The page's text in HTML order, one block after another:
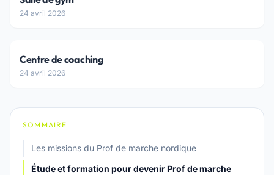
24 avril 2026
Centre de coaching
24 avril 2026
SOMMAIRE
Les missions du Prof de marche nordique
Étude et formation pour devenir Prof de marche